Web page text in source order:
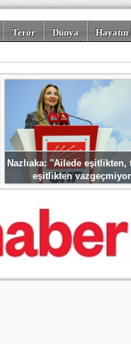
Terör Dünya
Nazlıaka: ''Ailede eşitlikten,
eşitlikten